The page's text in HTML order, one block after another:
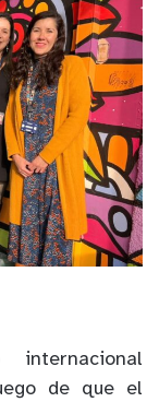
internacional
de que el